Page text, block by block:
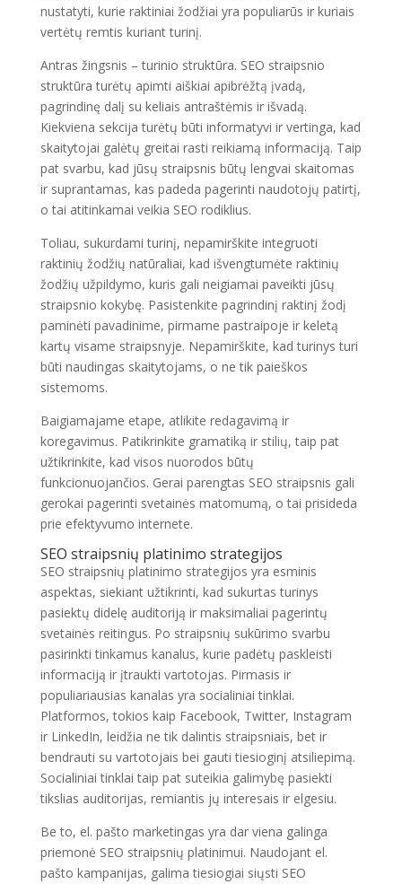
nustatyti, kurie raktiniai žodžiai yra populiarūs ir kuriais
vertėtų remtis kuriant turinį.
Antras žingsnis – turinio struktūra. SEO straipsnio
struktūra turėtų apimti aiškiai apibrėžtą įvadą,
pagrindinę dalį su keliais antraštėmis ir išvadą.
Kiekviena sekcija turėtų būti informatyvi ir vertinga, kad
skaitytojai galėtų greitai rasti reikiamą informaciją. Taip
pat svarbu, kad jūsų straipsnis būtų lengvai skaitomas
ir suprantamas, kas padeda pagerinti naudotojų patirtį,
o tai atitinkamai veikia SEO rodiklius.
Toliau, sukurdami turinį, nepamirškite integruoti
raktinių žodžių natūraliai, kad išvengtumėte raktinių
žodžių užpildymo, kuris gali neigiamai paveikti jūsų
straipsnio kokybę. Pasistenkite pagrindinį raktinį žodį
paminėti pavadinime, pirmame pastraipoje ir keletą
kartų visame straipsnyje. Nepamirškite, kad turinys turi
būti naudingas skaitytojams, o ne tik paieškos
sistemoms.
Baigiamajame etape, atlikite redagavimą ir
koregavimus. Patikrinkite gramatiką ir stilių, taip pat
užtikrinkite, kad visos nuorodos būtų
funkcionuojančios. Gerai parengtas SEO straipsnis gali
gerokai pagerinti svetainės matomumą, o tai prisideda
prie efektyvumo internete.
SEO straipsnių platinimo strategijos
SEO straipsnių platinimo strategijos yra esminis
aspektas, siekiant užtikrinti, kad sukurtas turinys
pasiektų didelę auditoriją ir maksimaliai pagerintų
svetainės reitingus. Po straipsnių sukūrimo svarbu
pasirinkti tinkamus kanalus, kurie padėtų paskleisti
informaciją ir įtraukti vartotojas. Pirmasis ir
populiariausias kanalas yra socialiniai tinklai.
Platformos, tokios kaip Facebook, Twitter, Instagram
ir LinkedIn, leidžia ne tik dalintis straipsniais, bet ir
bendrauti su vartotojais bei gauti tiesioginį atsiliepimą.
Socialiniai tinklai taip pat suteikia galimybę pasiekti
tikslias auditorijas, remiantis jų interesais ir elgesiu.
Be to, el. pašto marketingas yra dar viena galinga
priemonė SEO straipsnių platinimui. Naudojant el.
pašto kampanijas, galima tiesiogiai siųsti SEO